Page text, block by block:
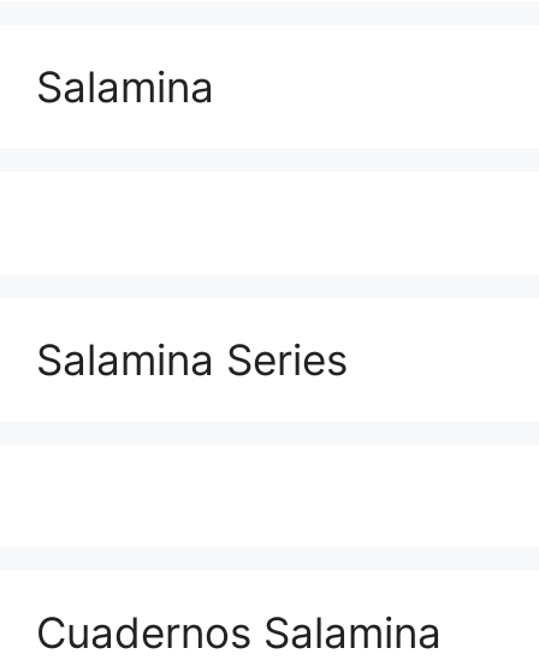
Salamina
Salamina Series
Cuadernos Salamina